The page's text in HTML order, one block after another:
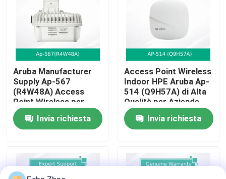
Visita alla fabbrica
Controllo della qualità
Contattaci
Notizie
Chiedi un preventivo
Aruba Manufacturer
Supply Ap-567
(R4W48A) Access
Point Wireless per
Interni
Invia richiesta
Access Point Wireless
Indoor HPE Aruba Ap-
514 (Q9H57A) di Alta
Qualità per Aziende
Invia richiesta